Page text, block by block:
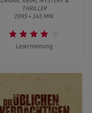
THRILLER
1995 • 145 MIN.
Lesermeinung